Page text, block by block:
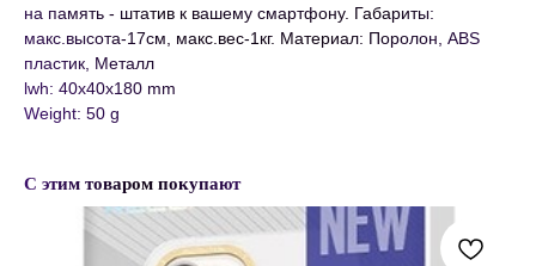
на память - штатив к вашему смартфону. Габариты:
макс.высота-17см, макс.вес-1кг. Материал: Поролон, ABS
пластик, Металл
lwh: 40x40x180 mm
Weight: 50 g
С этим товаром покупают